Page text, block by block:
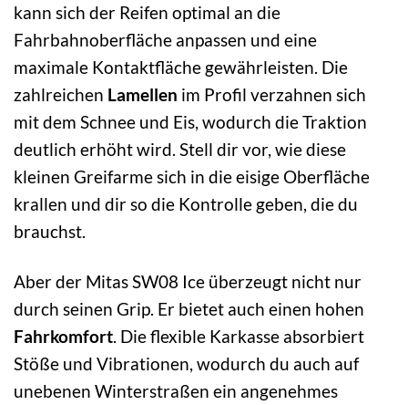
kann sich der Reifen optimal an die
Fahrbahnoberfläche anpassen und eine
maximale Kontaktfläche gewährleisten. Die
zahlreichen Lamellen im Profil verzahnen sich
mit dem Schnee und Eis, wodurch die Traktion
deutlich erhöht wird. Stell dir vor, wie diese
kleinen Greifarme sich in die eisige Oberfläche
krallen und dir so die Kontrolle geben, die du
brauchst.
Aber der Mitas SW08 Ice überzeugt nicht nur
durch seinen Grip. Er bietet auch einen hohen
Fahrkomfort. Die flexible Karkasse absorbiert
Stöße und Vibrationen, wodurch du auch auf
unebenen Winterstraßen ein angenehmes